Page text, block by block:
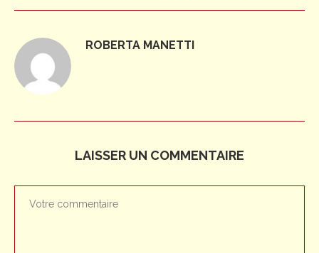
ROBERTA MANETTI
LAISSER UN COMMENTAIRE